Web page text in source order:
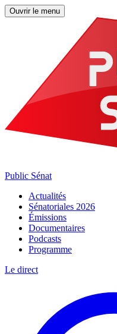
Ouvrir le menu
Public Sénat
Actualités
Sénatoriales 2026
Émissions
Documentaires
Podcasts
Programme
Le direct